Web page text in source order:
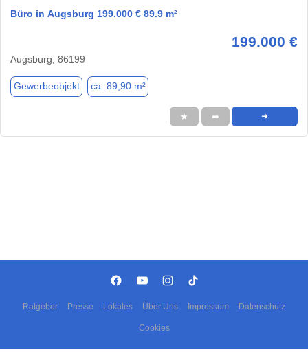
Büro in Augsburg 199.000 € 89.9 m²
199.000 €
Augsburg, 86199
Gewerbeobjekt ca. 89,90 m²
★ ➦ ➜
Ratgeber Presse Lokales Über Uns Impressum Datenschutz
Cookies